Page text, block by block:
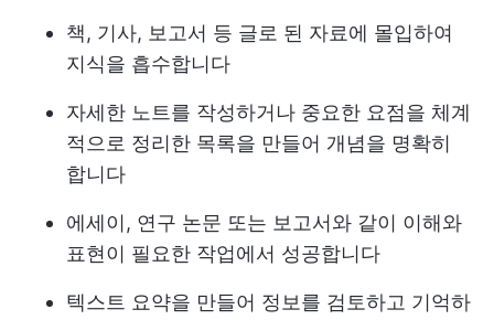
책, 기사, 보고서 등 글로 된 자료에 몰입하여
지식을 흡수합니다
자세한 노트를 작성하거나 중요한 요점을 체계
적으로 정리한 목록을 만들어 개념을 명확히
합니다
에세이, 연구 논문 또는 보고서와 같이 이해와
표현이 필요한 작업에서 성공합니다
텍스트 요약을 만들어 정보를 검토하고 기억하